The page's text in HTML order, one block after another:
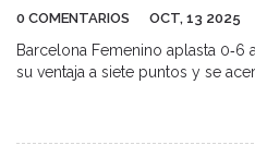
0 COMENTARIOS OCT, 13 2025
Barcelona Femenino aplasta 0‑6
su ventaja a siete puntos y se